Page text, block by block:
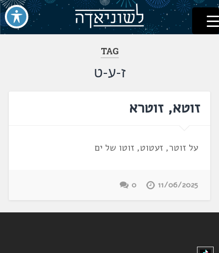
דלג
לתוכן
לשוניאדה
עברית. לשון. שפה
TAG
ז-ע-ט
זוטא, זוטרא
על זוטר, זעטוט, זוטו של ים
11/06/2025
0